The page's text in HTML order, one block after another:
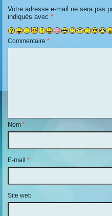
Votre adresse e-mail ne sera pas
indiqués avec*
Commentaire*
Nom*
E-mail*
Site web